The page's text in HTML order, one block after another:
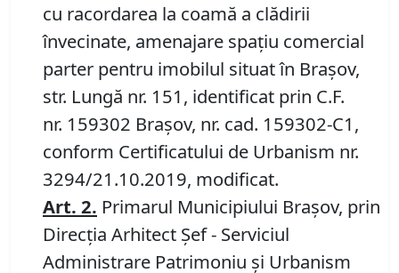
cu racordarea la coamă a clădirii
învecinate, amenajare spaţiu comercial
parter pentru imobilul situat în Braşov,
str. Lungă nr. 151, identificat prin C.F.
nr. 159302 Braşov, nr. cad. 159302-C1,
conform Certificatului de Urbanism nr.
3294/21.10.2019, modificat.
Art. 2. Primarul Municipiului Braşov, prin
Direcția Arhitect Șef - Serviciul
Administrare Patrimoniu și Urbanism